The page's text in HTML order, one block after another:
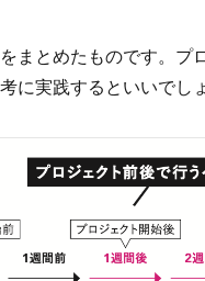
まとめたものです。プ
に実践するといいでしょ